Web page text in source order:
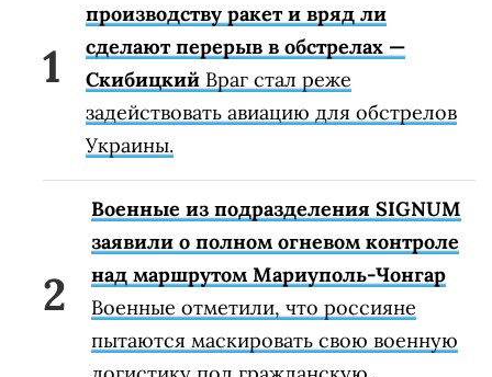
производству ракет и вряд ли
сделают перерыв в обстрелах —
Скибицкий Враг стал реже
задействовать авиацию для обстрелов
Украины.
Военные из подразделения SIGNUM
заявили о полном огневом контроле
над маршрутом Мариуполь-Чонгар
Военные отметили, что россияне
пытаются маскировать свою военную